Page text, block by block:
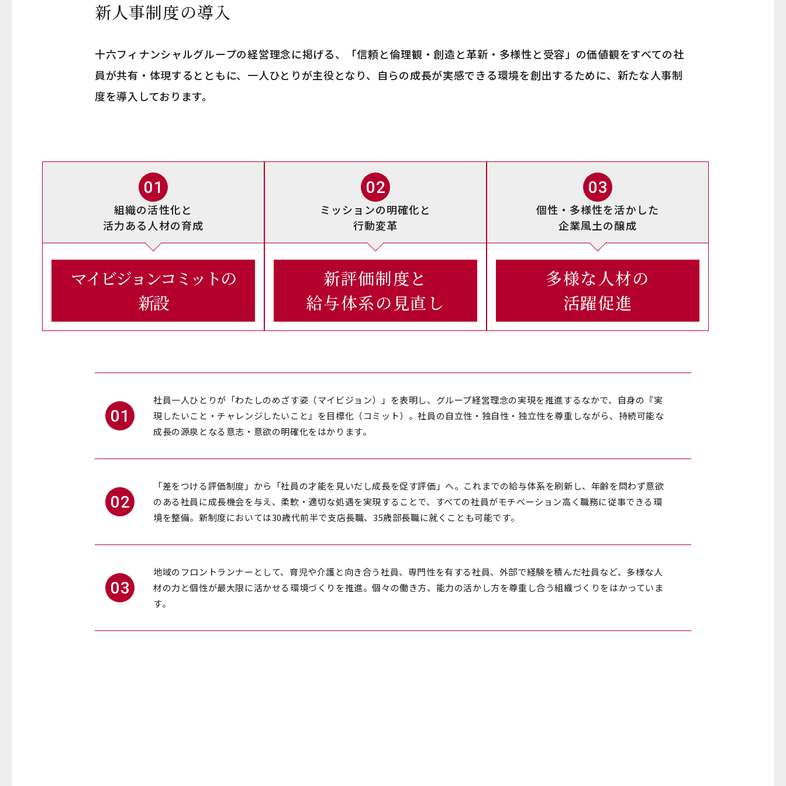
新人事制度の導入
十六フィナンシャルグループの経営理念に掲げる、「信頼と倫理観・創造と革新・多様性と受容」の価値観をすべての社
員が共有・体現するとともに、一人ひとりが主役となり、自らの成長が実感できる環境を創出するために、新たな人事制
度を導入しております。
01
組織の活性化と
活力ある人材の育成
マイビジョンコミットの
新設
02
ミッションの明確化と
行動変革
新評価制度と
給与体系の見直し
03
個性・多様性を活かした
企業風土の醸成
多様な人材の
活躍促進
01
社員一人ひとりが「わたしのめざす姿（マイビジョン）」を表明し、グループ経営理念の実現を推進するなかで、自身の『実
現したいこと・チャレンジしたいこと』を目標化（コミット）。社員の自立性・独自性・独立性を尊重しながら、持続可能な
成長の源泉となる意志・意欲の明確化をはかります。
02
「差をつける評価制度」から「社員の才能を見いだし成長を促す評価」へ。これまでの給与体系を刷新し、年齢を問わず意欲
のある社員に成長機会を与え、柔軟・適切な処遇を実現することで、すべての社員がモチベーション高く職務に従事できる環
境を整備。新制度においては30歳代前半で支店長職、35歳部長職に就くことも可能です。
03
地域のフロントランナーとして、育児や介護と向き合う社員、専門性を有する社員、外部で経験を積んだ社員など、多様な人
材の力と個性が最大限に活かせる環境づくりを推進。個々の働き方、能力の活かし方を尊重し合う組織づくりをはかっていま
す。